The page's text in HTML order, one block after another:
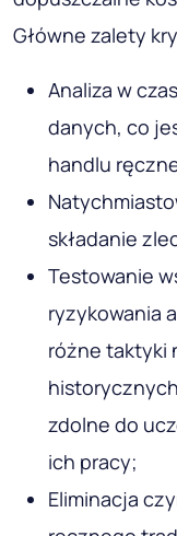
Główne zalety
Analiza w
danych, co
handlu
składanie
Testowanie
ryzykowania
różne taktyki
zdolne do
ich pracy;
Eliminacja